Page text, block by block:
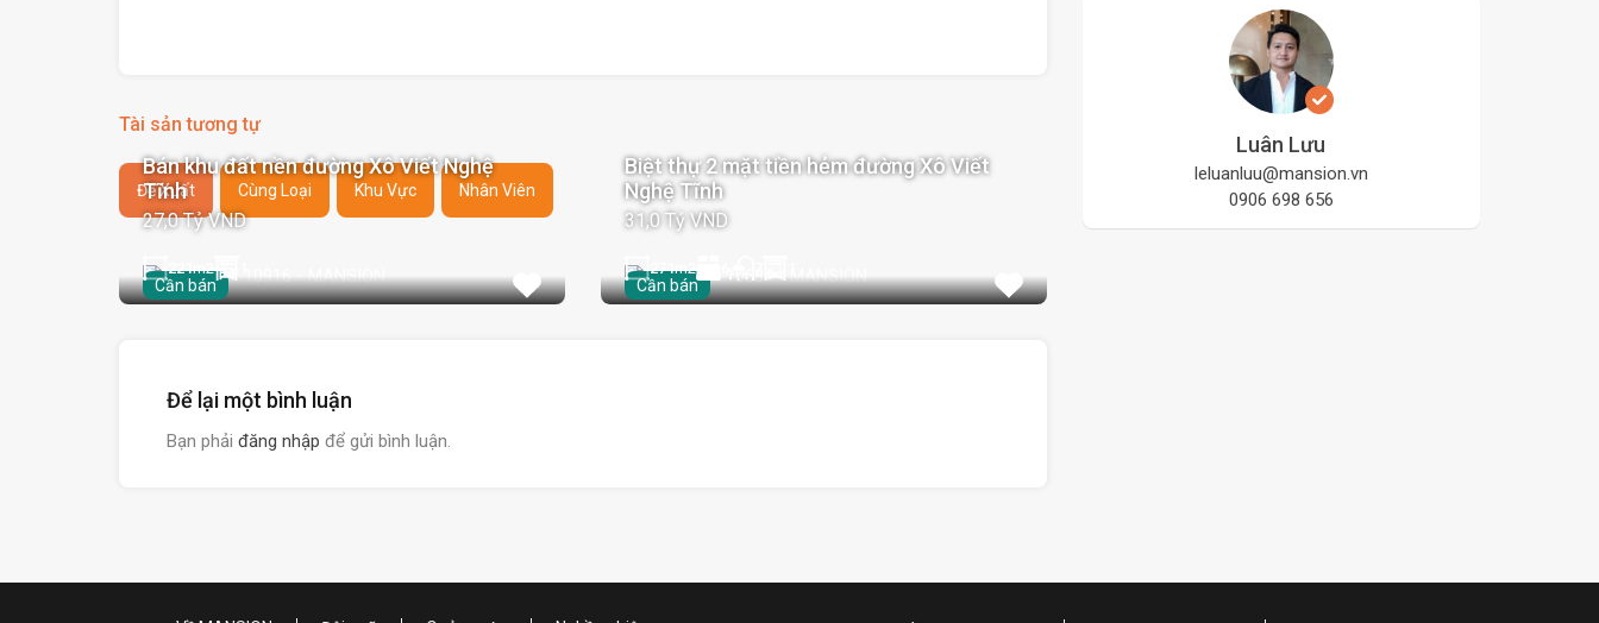
Tài sản tương tự
Đề Xuất Cùng Loại Khu Vực Nhân Viên
Cần bán
Bán khu đất nền đường Xô Viết Nghệ
Tĩnh
27,0 Tỷ VND
221m2
Cần bán
Biệt thự 2 mặt tiền hẻm đường Xô Viết
Nghệ Tĩnh
31,0 Tỷ VND
271m2
Để lại một bình luận
Bạn phải đăng nhập để gửi bình luận.
Luân Lưu
leluanluu@mansion.vn
0906 698 656